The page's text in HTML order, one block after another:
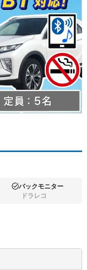
バックモニター
ドラレコ